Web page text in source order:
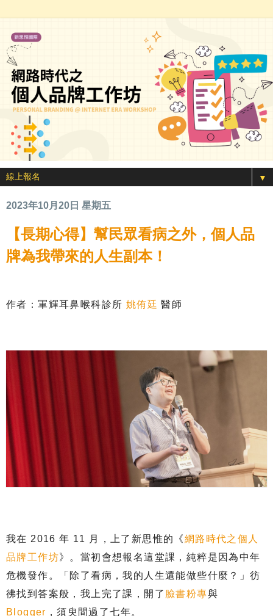
▼
2023年10月20日 星期五
【長期心得】幫民眾看病之外，個人品
牌為我帶來的人生副本！
作者：軍輝耳鼻喉科診所 姚侑廷 醫師
我在 2016 年 11 月，上了新思惟的《網路時代之個人
品牌工作坊》。當初會想報名這堂課，純粹是因為中年
危機發作。「除了看病，我的人生還能做些什麼？」彷
彿找到答案般，我上完了課，開了 臉書粉專與
Blogger ，須臾間過了七年。